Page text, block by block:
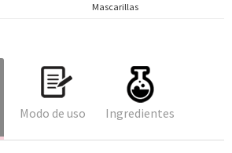
Mascarillas
Modo de uso Ingredientes